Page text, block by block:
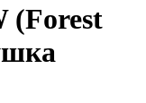
(Forest